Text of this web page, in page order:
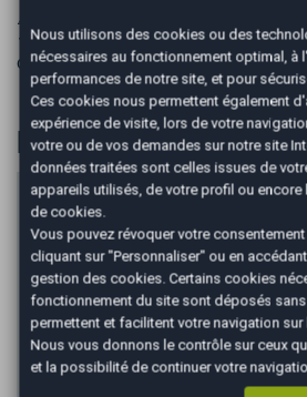
⚠️ Aucune réservation ne sera
⚜️ Des erreurs pouvant se glisser
de nous contacter pour plus de
Financer
Prix du véhicule
Apport en €
Durée
Nous utilisons des cookies ou des
nécessaires au fonctionnement optimal, à
performances de notre site, et pour
Ces cookies nous permettent également
expérience de visite, lors de votre
votre ou de vos demandes sur notre site
données traitées sont celles issues de
appareils utilisés, de votre profil ou
de cookies.
Vous pouvez révoquer votre
cliquant sur "Personnaliser" ou en
gestion des cookies. Certains cookies
fonctionnement du site sont déposés
permettent et facilitent votre navigation sur
Nous vous donnons le contrôle sur ceux
et la possibilité de continuer votre